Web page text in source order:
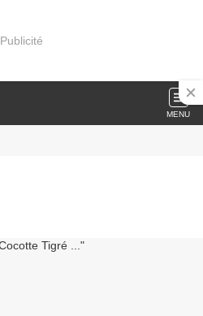
Publicité
MENU